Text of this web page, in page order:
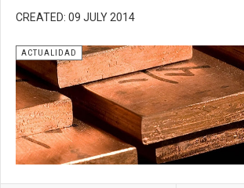
CREATED: 09 JULY 2014
ACTUALIDAD